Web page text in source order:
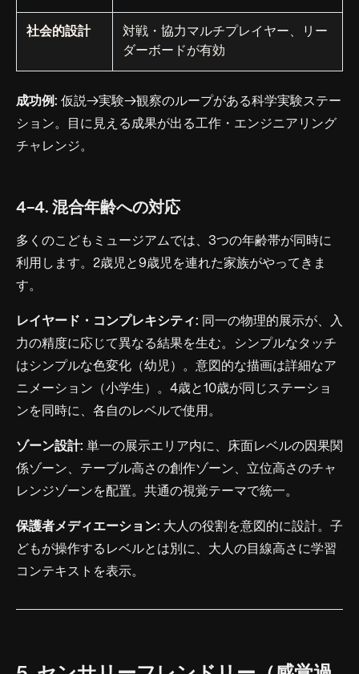
社会的設計
対戦・協力マルチプレイヤー、リー
ダーボードが有効
成功例: 仮説→実験→観察のループがある科学実験ステー
ション。目に見える成果が出る工作・エンジニアリング
チャレンジ。
4-4. 混合年齢への対応
多くのこどもミュージアムでは、3つの年齢帯が同時に
利用します。2歳児と9歳児を連れた家族がやってきま
す。
レイヤード・コンプレキシティ: 同一の物理的展示が、入
力の精度に応じて異なる結果を生む。シンプルなタッチ
はシンプルな色変化（幼児）。意図的な描画は詳細なア
ニメーション（小学生）。4歳と10歳が同じステーショ
ンを同時に、各自のレベルで使用。
ゾーン設計: 単一の展示エリア内に、床面レベルの因果関
係ゾーン、テーブル高さの創作ゾーン、立位高さのチャ
レンジゾーンを配置。共通の視覚テーマで統一。
保護者メディエーション: 大人の役割を意図的に設計。子
どもが操作するレベルとは別に、大人の目線高さに学習
コンテキストを表示。